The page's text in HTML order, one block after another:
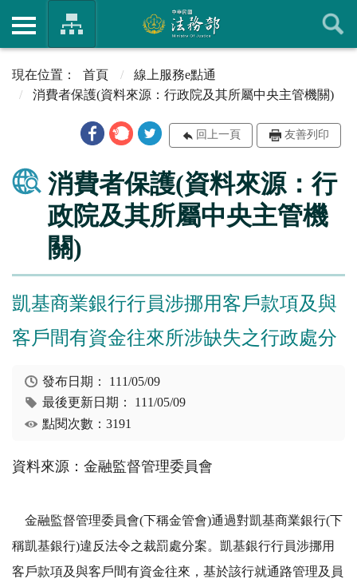
首頁
線上服務e點通
消費者保護(資料來源：行政院及其所屬中央主管機關)
回上一頁 友善列印
消費者保護(資料來源：行
政院及其所屬中央主管機
關)
凱基商業銀行行員涉挪用客戶款項及與
客戶間有資金往來所涉缺失之行政處分
發布日期： 111/05/09
最後更新日期： 111/05/09
點閱次數：3191
資料來源：金融監督管理委員會
金融監督管理委員會(下稱金管會)通過對凱基商業銀行(下
稱凱基銀行)違反法令之裁罰處分案。凱基銀行行員涉挪用
客戶款項及與客戶間有資金往來，基於該行就通路管理及員